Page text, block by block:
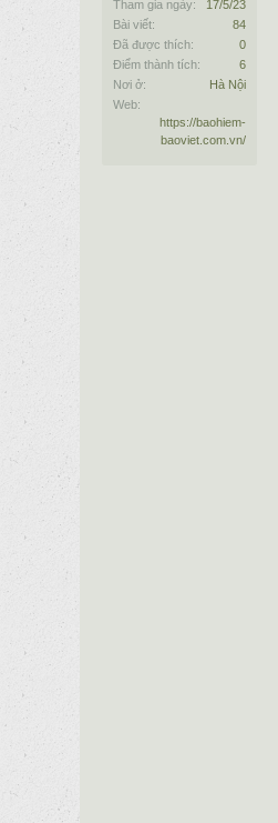
Tham gia ngày:
17/5/23
Bài viết:
84
Đã được thích:
0
Điểm thành tích:
6
Nơi ở:
Hà Nội
Web:
https://baohiem-
baoviet.com.vn/